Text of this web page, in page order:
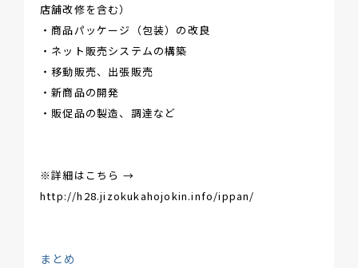
店舗改修を含む）
・商品パッケージ（包装）の改良
・ネット販売システムの構築
・移動販売、出張販売
・新商品の開発
・販促品の製造、調達など
※詳細はこちら →
http://h28.jizokukahojokin.info/ippan/
まとめ